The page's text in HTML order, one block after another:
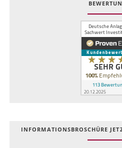
INFOR­MATIONS­BROSCHÜRE